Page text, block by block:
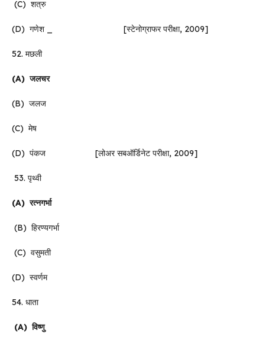
(C) शत्रु
(D) गणेश _ [स्टेनोग्राफर परीक्षा, 2009]
52. मछली
(A)जलचर
(B) जलज
(C) मेष
(D) पंकज [लोअर सबऑर्डिनेट परीक्षा, 2009]
53. पृथ्वी
(A)रत्नगर्भा
(B) हिरण्यगर्भा
(C) वसुमती
(D) स्वर्णम
54. धाता
(A)विष्णु